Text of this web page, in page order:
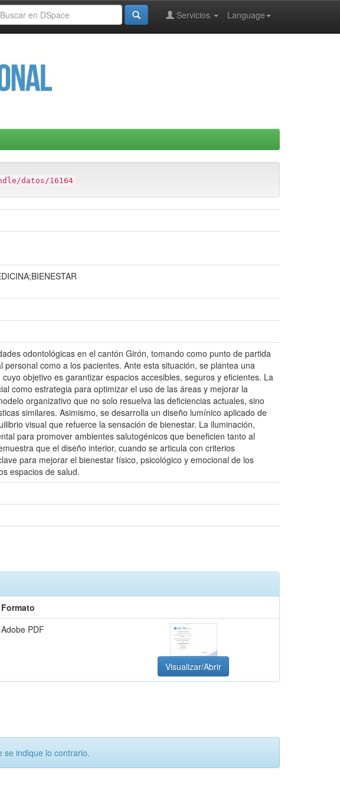
Language
Servicios
datos/16164
odontológicas en el cantón Girón, tomando como punto de partida
como a los pacientes. Ante esta situación, se plantea una
objetivo es garantizar espacios accesibles, seguros y eficientes. La
como estrategia para optimizar el uso de las áreas y mejorar la
organizativo que no solo resuelva las deficiencias actuales, sino
similares. Asimismo, se desarrolla un diseño lumínico aplicado de
visual que refuerce la sensación de bienestar. La iluminación,
para promover ambientes salutogénicos que beneficien tanto al
que el diseño interior, cuando se articula con criterios
para mejorar el bienestar físico, psicológico y emocional de los
espacios de salud.
Formato
Adobe PDF
Visualizar/Abrir
se indique lo contrario.